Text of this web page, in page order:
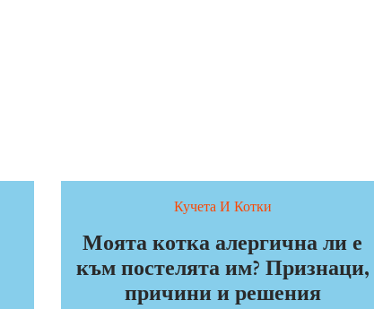
Кучета И Котки
Моята котка алергична ли е
към постелята им? Признаци,
причини и решения